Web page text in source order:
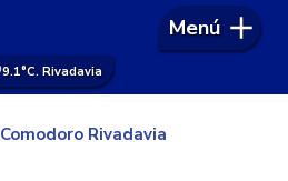
9.1°C. Rivadavia
Menú
Comodoro Rivadavia